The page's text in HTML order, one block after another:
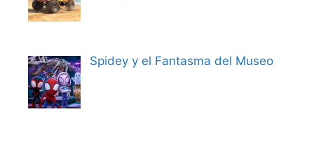
Spidey y el Fantasma del Museo